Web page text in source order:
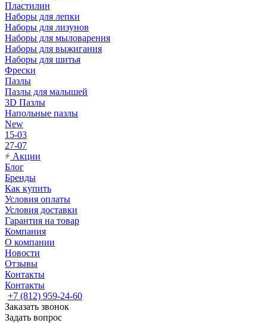
Пластилин
Наборы для лепки
Наборы для лизунов
Наборы для мыловарения
Наборы для выжигания
Наборы для шитья
Фрески
Пазлы
Пазлы для малышей
3D Пазлы
Напольные пазлы
New
15-03
27-07
Акции
Блог
Бренды
Как купить
Условия оплаты
Условия доставки
Гарантия на товар
Компания
О компании
Новости
Отзывы
Контакты
Контакты
+7 (812) 959-24-60
Заказать звонок
Задать вопрос